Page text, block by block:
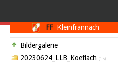
FF Kleinfrannach
Bildergalerie
20230624_LLB_Koeflach (15)